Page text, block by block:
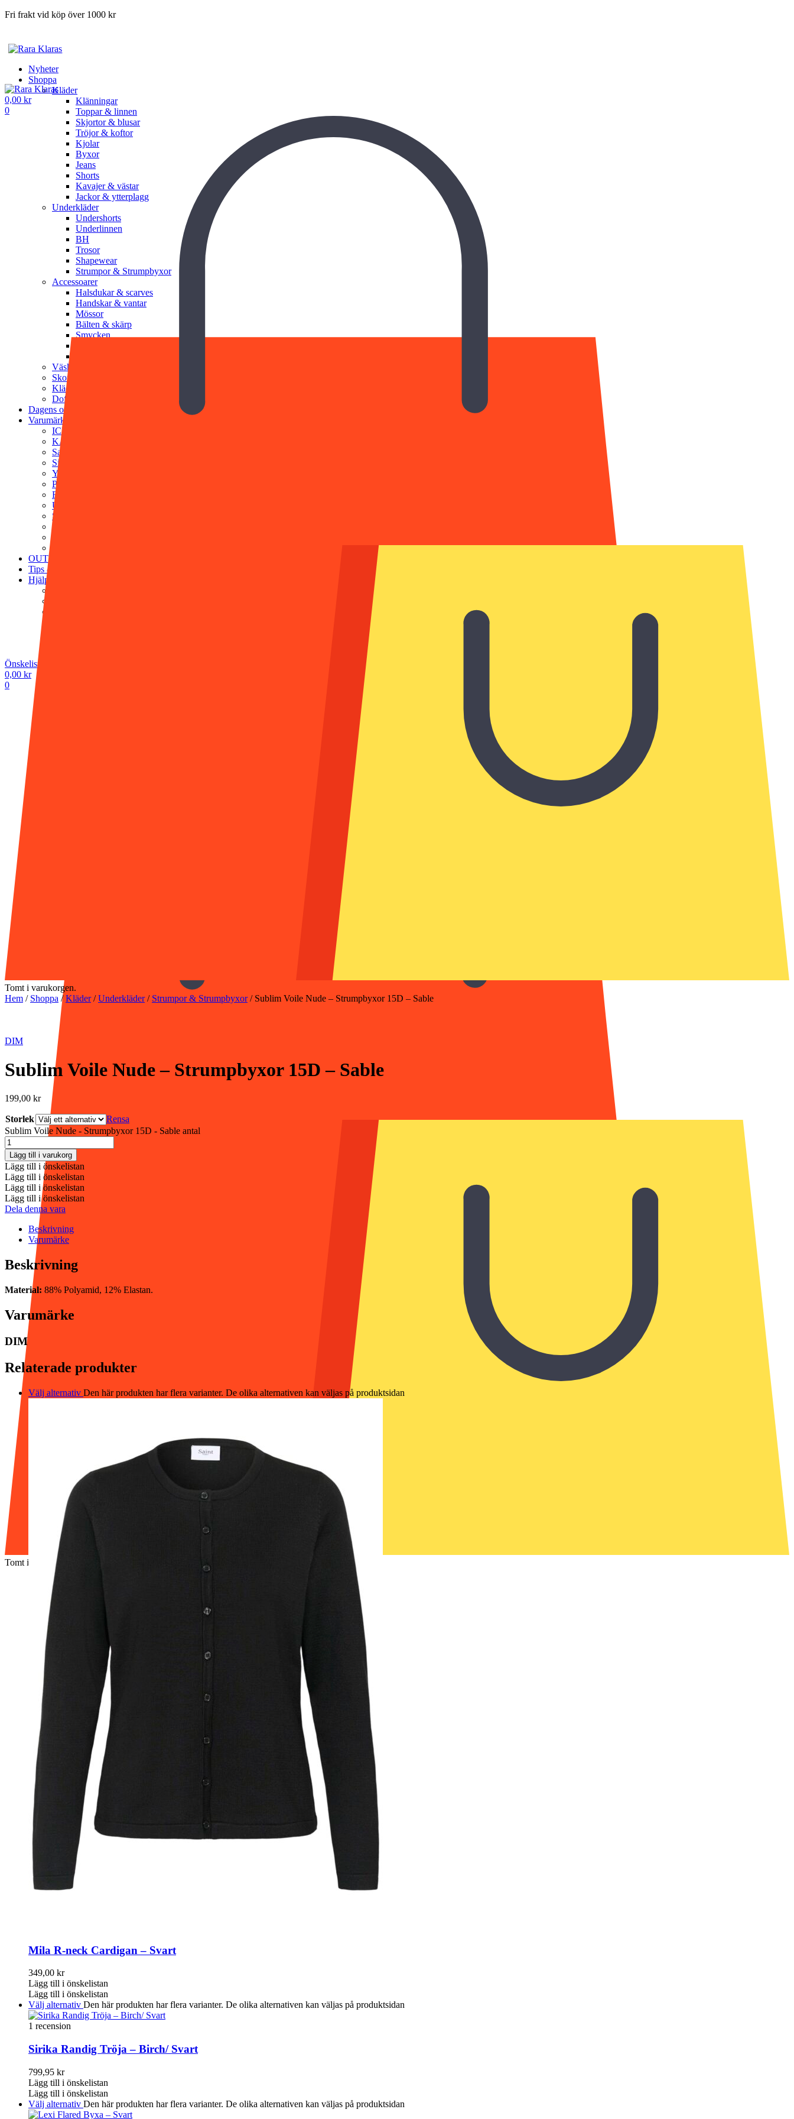
Fri frakt vid köp över 1000 kr
Nyheter
Shoppa
Kläder
Klänningar
Toppar & linnen
Skjortor & blusar
Tröjor & koftor
Kjolar
Byxor
Jeans
Shorts
Kavajer & västar
Jackor & ytterplagg
Underkläder
Undershorts
Underlinnen
BH
Trosor
Shapewear
Strumpor & Strumpbyxor
Accessoarer
Halsdukar & scarves
Handskar & vantar
Mössor
Bälten & skärp
Smycken
Väskor
Skor
Klädvård
Doft & Kroppsvård
Dagens outfit
Varumärken
ICHI
KAFFE
Saint Tropez
Sisters Point
YAS
PFG Stockholm
Rosenvinge
Ulrika Design
SWEEKS
STEAMERY
OUTLET
Tips & råd
Hjälp
Önskelista -
0,00 kr
0
Tomt i varukorgen.
0,00 kr
0
Tomt i varukorgen.
Hem / Shoppa /Kläder/Underkläder/ Strumpor & Strumpbyxor/ Sublim Voile Nude – Strumpbyxor 15D – Sable
DIM
Sublim Voile Nude – Strumpbyxor 15D – Sable
199,00 kr
Storlek
Rensa
Sublim Voile Nude - Strumpbyxor 15D - Sable antal
Lägg till i varukorg
Lägg till i önskelistan
Lägg till i önskelistan
Lägg till i önskelistan
Lägg till i önskelistan
Dela denna vara
Beskrivning
Varumärke
Beskrivning
Material: 88% Polyamid, 12% Elastan.
Varumärke
DIM
Relaterade produkter
Välj alternativ Den här produkten har flera varianter. De olika alternativen kan väljas på produktsidan
Mila R-neck Cardigan – Svart
349,00 kr
Lägg till i önskelistan
Lägg till i önskelistan
Välj alternativ Den här produkten har flera varianter. De olika alternativen kan väljas på produktsidan
1 recension
Sirika Randig Tröja – Birch/ Svart
799,95 kr
Lägg till i önskelistan
Lägg till i önskelistan
Välj alternativ Den här produkten har flera varianter. De olika alternativen kan väljas på produktsidan